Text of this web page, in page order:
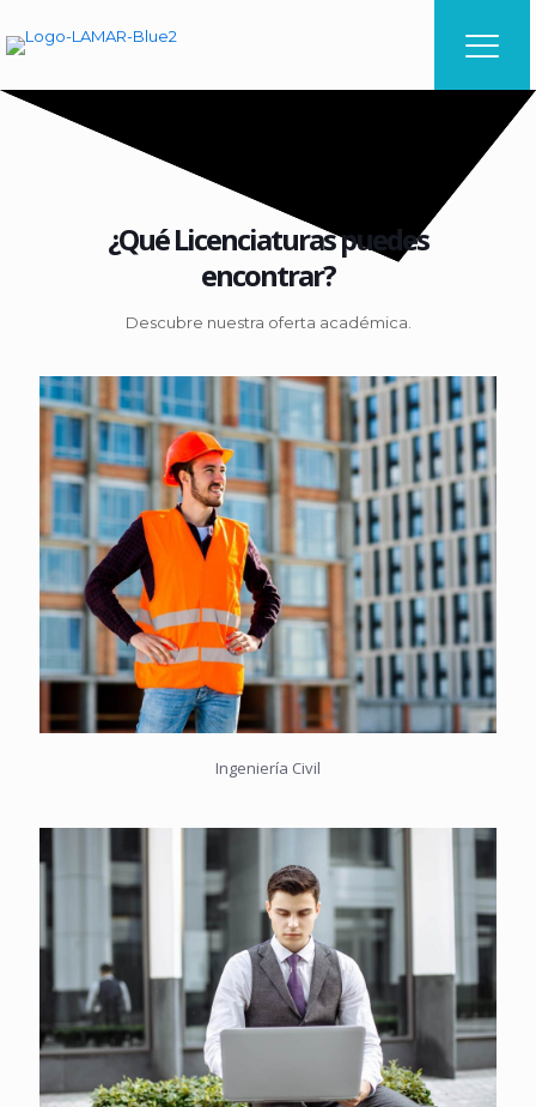
¿Qué Licenciaturas puedes
encontrar?
Descubre nuestra oferta académica.
Ingeniería Civil